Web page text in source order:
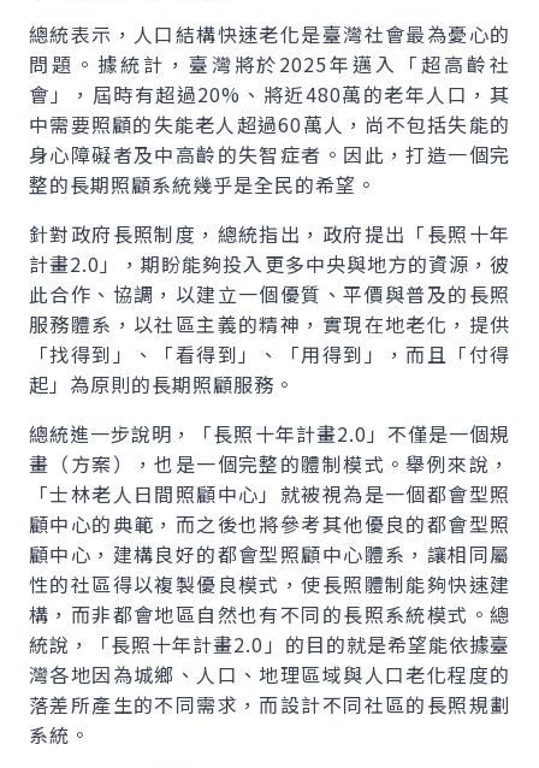
總統表示，人口結構快速老化是臺灣社會最為憂心的
問題。據統計，臺灣將於2025年邁入「超高齡社
會」，屆時有超過20%、將近480萬的老年人口，其
中需要照顧的失能老人超過60萬人，尚不包括失能的
身心障礙者及中高齡的失智症者。因此，打造一個完
整的長期照顧系統幾乎是全民的希望。
針對政府長照制度，總統指出，政府提出「長照十年
計畫2.0」，期盼能夠投入更多中央與地方的資源，彼
此合作、協調，以建立一個優質、平價與普及的長照
服務體系，以社區主義的精神，實現在地老化，提供
「找得到」、「看得到」、「用得到」，而且「付得
起」為原則的長期照顧服務。
總統進一步說明，「長照十年計畫2.0」不僅是一個規
畫（方案），也是一個完整的體制模式。舉例來說，
「士林老人日間照顧中心」就被視為是一個都會型照
顧中心的典範，而之後也將參考其他優良的都會型照
顧中心，建構良好的都會型照顧中心體系，讓相同屬
性的社區得以複製優良模式，使長照體制能夠快速建
構，而非都會地區自然也有不同的長照系統模式。總
統說，「長照十年計畫2.0」的目的就是希望能依據臺
灣各地因為城鄉、人口、地理區域與人口老化程度的
落差所產生的不同需求，而設計不同社區的長照規劃
系統。